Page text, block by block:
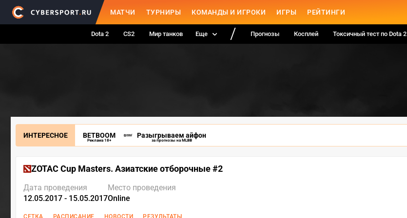
МАТЧИ ТУРНИРЫ КОМАНДЫ И ИГРОКИ ИГРЫ РЕЙТИНГИ
Dota 2 CS2 Мир танков Еще Прогнозы Косплей Токсичный тест по Dota 2
ИНТЕРЕСНОЕ BETBOOM
Реклама 18+
Разыгрываем айфон
за прогнозы на MLBB
ZOTAC Cup Masters. Азиатские отборочные #2
Дата проведения
12.05.2017 - 15.05.2017
Место проведения
Online
СЕТКА РАСПИСАНИЕ НОВОСТИ РЕЗУЛЬТАТЫ